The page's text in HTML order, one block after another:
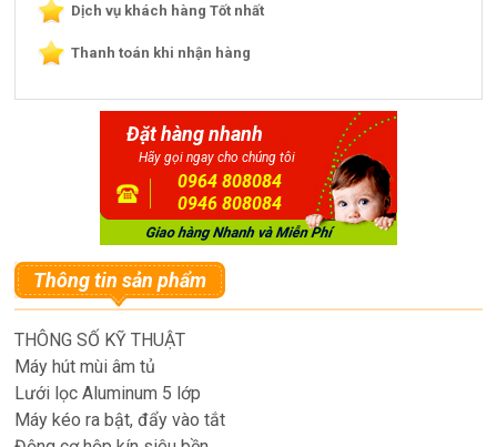
Dịch vụ khách hàng Tốt nhất
Thanh toán khi nhận hàng
Đặt hàng nhanh
Hãy gọi ngay cho chúng tôi
0964 808084
0946 808084
Thông tin sản phẩm
THÔNG SỐ KỸ THUẬT
Máy hút mùi âm tủ
Lưới lọc Aluminum 5 lớp
Máy kéo ra bật, đẩy vào tắt